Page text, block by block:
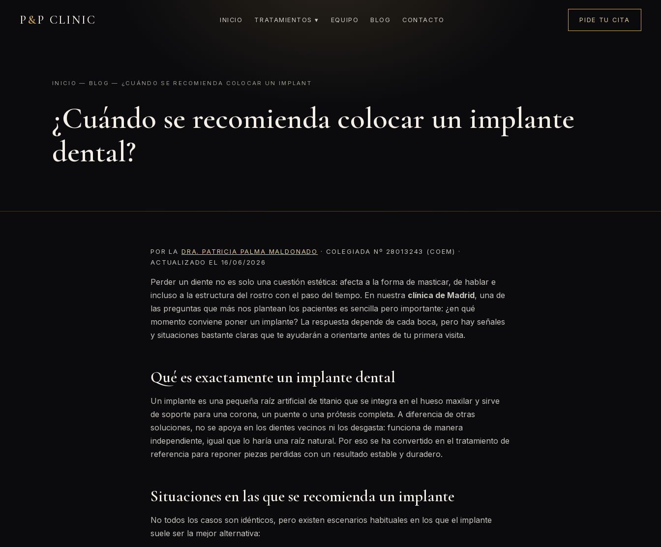
P &P CLINIC INICIO TRATAMIENTOS ▾ EQUIPO BLOG CONTACTO PIDE TU CITA
INICIO — BLOG — ¿CUÁNDO SE RECOMIENDA COLOCAR UN IMPLANT
¿Cuándo se recomienda colocar un implante
dental?
POR LA DRA. PATRICIA PALMA MALDONADO
· COLEGIADA Nº 28013243 (COEM) ·
ACTUALIZADO EL 16/06/2026
Perder un diente no es solo una cuestión estética: afecta a la forma de masticar, de hablar e
incluso a la estructura del rostro con el paso del tiempo. En nuestra clínica de Madrid, una de
las preguntas que más nos plantean los pacientes es sencilla pero importante: ¿en qué
momento conviene poner un implante? La respuesta depende de cada boca, pero hay señales
y situaciones bastante claras que te ayudarán a orientarte antes de tu primera visita.
Qué es exactamente un implante dental
Un implante es una pequeña raíz artificial de titanio que se integra en el hueso maxilar y sirve
de soporte para una corona, un puente o una prótesis completa. A diferencia de otras
soluciones, no se apoya en los dientes vecinos ni los desgasta: funciona de manera
independiente, igual que lo haría una raíz natural. Por eso se ha convertido en el tratamiento de
referencia para reponer piezas perdidas con un resultado estable y duradero.
Situaciones en las que se recomienda un implante
No todos los casos son idénticos, pero existen escenarios habituales en los que el implante
suele ser la mejor alternativa: